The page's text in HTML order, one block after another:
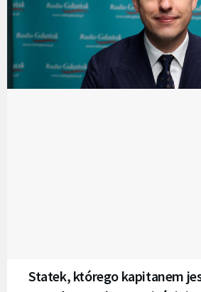
Statek, którego kapitanem